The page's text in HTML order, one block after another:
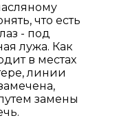
что есть
- под
лужа. Как
в местах
линии
замены